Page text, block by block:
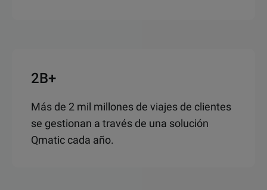
2B+
Más de 2 mil millones de viajes de clientes
se gestionan a través de una solución
Qmatic cada año.